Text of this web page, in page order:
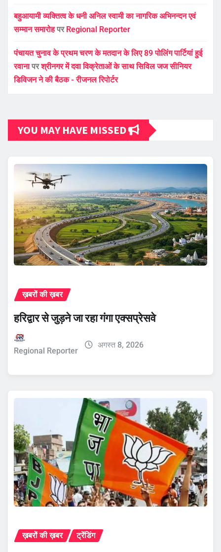
बहुआयामी व्यक्तित्व के धनी अनिल स्वामी का नागरिक अभिनन्दन एवं
सम्मान समारोहपर Regional Reporter
पंचायत चुनाव के प्रथम चरण के मतदान के लिए 89 पोलिंग पार्टियां हुई
रवानापरश्रीनगर में दवा विक्रेताओं के साथ सिविल जज सीनियर
डिविजन ने की बैठक - रीजनल रिपोर्टर
YOU MAY HAVE MISSED
ख़बरों की ख़बर
हरिद्वार से जुड़ने जा रहा गंगा एक्सप्रेसवे
Regional Reporter
अगस्त 8, 2026
ख़बरों की ख़बर ट्रेंडिंग